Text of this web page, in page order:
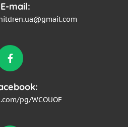
E-mail:
pg/WCOUOF